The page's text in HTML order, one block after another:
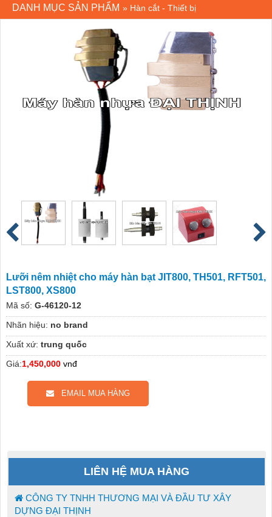
DANH MỤC SẢN PHẨM » Hàn cắt - Thiết bị
Lưỡi nêm nhiệt cho máy hàn bạt JIT800, TH501, RFT501,
LST800, XS800
Mã số: G-46120-12
Nhãn hiệu: no brand
Xuất xứ: trung quốc
Giá:1,450,000 vnđ
EMAIL MUA HÀNG
LIÊN HỆ MUA HÀNG
CÔNG TY TNHH THƯƠNG MẠI VÀ ĐẦU TƯ XÂY
DỰNG ĐẠI THỊNH